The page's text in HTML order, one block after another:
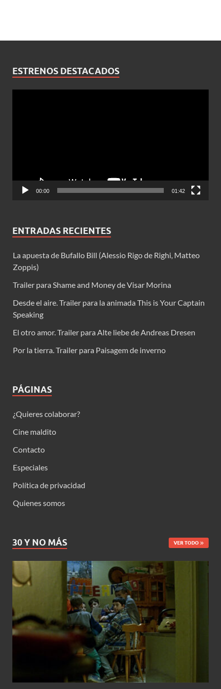
ESTRENOS DESTACADOS
00:00 01:42
ENTRADAS RECIENTES
La apuesta de Bufallo Bill (Alessio Rigo de Righi, Matteo
Zoppis)
Trailer para Shame and Money de Visar Morina
Desde el aire. Trailer para la animada This is Your Captain
Speaking
El otro amor. Trailer para Alte liebe de Andreas Dresen
Por la tierra. Trailer para Paisagem de inverno
PÁGINAS
¿Quieres colaborar?
Cine maldito
Contacto
Especiales
Política de privacidad
Quienes somos
30 Y NO MÁS VER TODO